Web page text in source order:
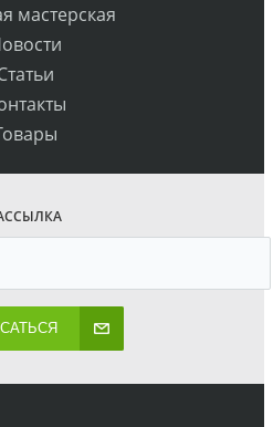
мастерская